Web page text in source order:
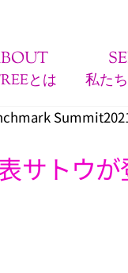
とは 私た
サトウ